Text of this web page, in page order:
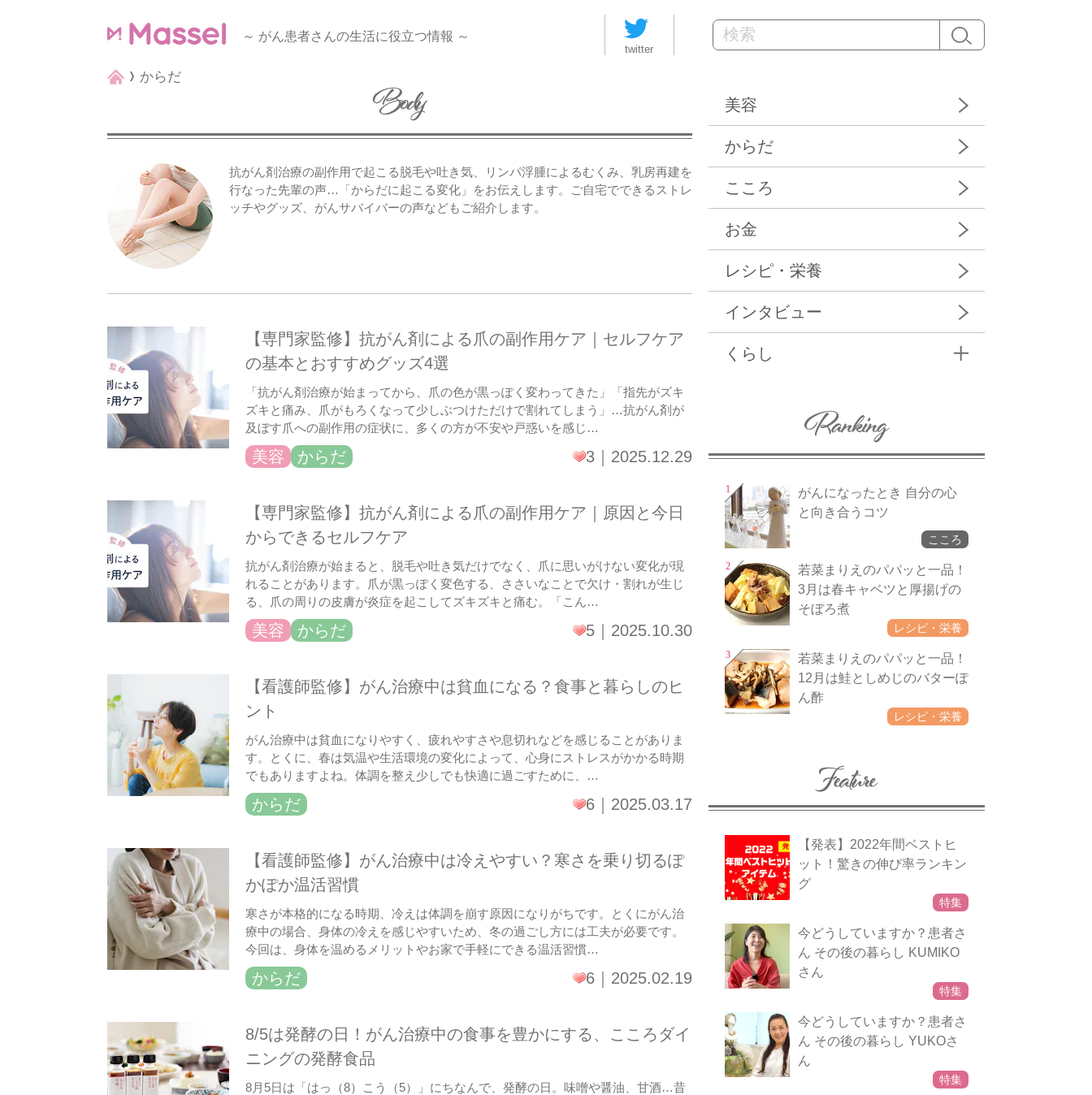
～ がん患者さんの生活に役立つ情報 ～
twitter
からだ
抗がん剤治療の副作用で起こる脱毛や吐き気、リンパ浮腫によるむくみ、乳房再建を
行なった先輩の声…「からだに起こる変化」をお伝えします。ご自宅でできるストレ
ッチやグッズ、がんサバイバーの声などもご紹介します。
【専門家監修】抗がん剤による爪の副作用ケア｜セルフケア
の基本とおすすめグッズ4選
「抗がん剤治療が始まってから、爪の色が黒っぽく変わってきた」「指先がズキ
ズキと痛み、爪がもろくなって少しぶつけただけで割れてしまう」…抗がん剤が
及ぼす爪への副作用の症状に、多くの方が不安や戸惑いを感じ…
美容 からだ 3 2025.12.29
【専門家監修】抗がん剤による爪の副作用ケア｜原因と今日
からできるセルフケア
抗がん剤治療が始まると、脱毛や吐き気だけでなく、爪に思いがけない変化が現
れることがあります。爪が黒っぽく変色する、ささいなことで欠け・割れが生じ
る、爪の周りの皮膚が炎症を起こしてズキズキと痛む。「こん…
美容 からだ 5 2025.10.30
【看護師監修】がん治療中は貧血になる？食事と暮らしのヒ
ント
がん治療中は貧血になりやすく、疲れやすさや息切れなどを感じることがありま
す。とくに、春は気温や生活環境の変化によって、心身にストレスがかかる時期
でもありますよね。体調を整え少しでも快適に過ごすために、…
からだ 6 2025.03.17
【看護師監修】がん治療中は冷えやすい？寒さを乗り切るぽ
かぽか温活習慣
寒さが本格的になる時期、冷えは体調を崩す原因になりがちです。とくにがん治
療中の場合、身体の冷えを感じやすいため、冬の過ごし方には工夫が必要です。
今回は、身体を温めるメリットやお家で手軽にできる温活習慣…
からだ 6 2025.02.19
8/5は発酵の日！がん治療中の食事を豊かにする、こころダイ
ニングの発酵食品
8月5日は「はっ（8）こう（5）」にちなんで、発酵の日。味噌や醤油、甘酒…昔
美容
からだ
こころ
お金
レシピ・栄養
インタビュー
くらし
がんになったとき 自分の心
と向き合うコツ
こころ
若菜まりえのパパッと一品！
3月は春キャベツと厚揚げの
そぼろ煮
レシピ・栄養
若菜まりえのパパッと一品！
12月は鮭としめじのバターぽ
ん酢
レシピ・栄養
【発表】2022年間ベストヒ
ット！驚きの伸び率ランキン
グ
特集
今どうしていますか？患者さ
ん その後の暮らし KUMIKO
さん
特集
今どうしていますか？患者さ
ん その後の暮らし YUKOさ
ん
特集